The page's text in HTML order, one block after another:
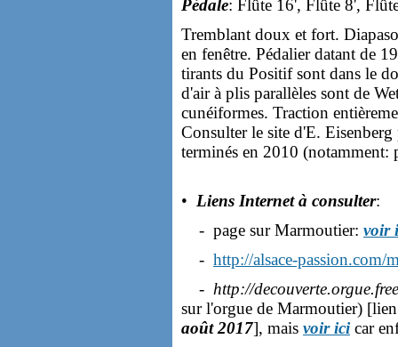
Pédale: Flûte 16', Flûte 8',
Tremblant doux et fort.
en fenêtre. Pédalier datant de
tirants du Positif sont dans le
d'air à plis parallèles sont de
cunéiformes. Traction
Consulter le site d'E.
terminés en 2010
• Liens Internet à consulter:
- page sur Marmoutier: voir
- http://alsace-passion.com/
- http://
sur l'orgue de Marmoutier)
août 2017], mais voir icicar